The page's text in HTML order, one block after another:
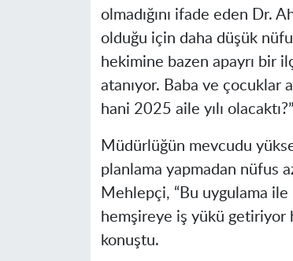
olmadığını ifade eden Dr.
olduğu için daha düşük
hekimine bazen apayrı bir
atanıyor. Baba ve çocuklar
hani 2025 aile yılı
Müdürlüğün mevcudu
planlama yapmadan nüfus
Mehlepçi, “Bu uygulama ile
hemşireye iş yükü getiriyor
konuştu.